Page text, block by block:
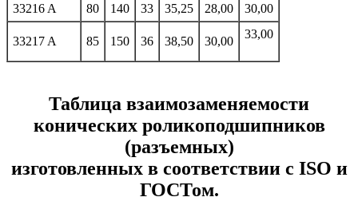
33216 A
80 140 33 35,25 28,00 30,00
33217 A 85 150 36 38,50 30,00
33,00
Таблица взаимозаменяемости
конических роликоподшипников
(разъемных)
изготовленных в соответствии с ISO и
ГОСТом.